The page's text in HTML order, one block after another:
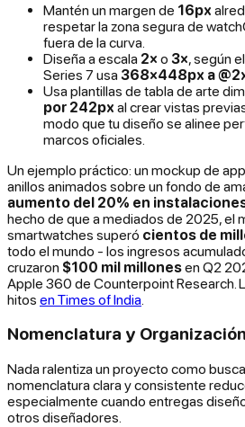
Mantén un margen de 16px
respetar la zona segura de
fuera de la curva.
Diseña a escala 2× o 3×, según
Series 7 usa 368×448px a
Usa plantillas de tabla de arte
por 242px al crear vistas
modo que tu diseño se alinee
marcos oficiales.
Un ejemplo práctico: un mockup de
anillos animados sobre un fondo de
aumento del 20% en
hecho de que a mediados de 2025, el
smartwatches superó cientos de
todo el mundo - los ingresos
cruzaron $100 mil millonesen Q2
Apple 360 de Counterpoint Research.
hitos en Times of India
Nomenclatura y
Nada ralentiza un proyecto como
nomenclatura clara y consistente
especialmente cuando entregas
otros diseñadores.